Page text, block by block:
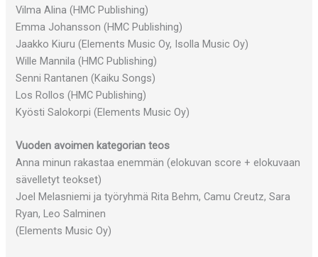
Vilma Alina (HMC Publishing)
Emma Johansson (HMC Publishing)
Jaakko Kiuru (Elements Music Oy, Isolla Music Oy)
Wille Mannila (HMC Publishing)
Senni Rantanen (Kaiku Songs)
Los Rollos (HMC Publishing)
Kyösti Salokorpi (Elements Music Oy)
Vuoden avoimen kategorian teos
Anna minun rakastaa enemmän (elokuvan score + elokuvaan
sävelletyt teokset)
Joel Melasniemi ja työryhmä Rita Behm, Camu Creutz, Sara
Ryan, Leo Salminen
(Elements Music Oy)